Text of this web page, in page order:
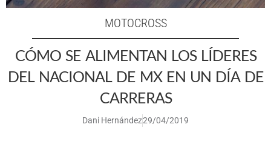
MOTOCROSS
CÓMO SE ALIMENTAN LOS LÍDERES
DEL NACIONAL DE MX EN UN DÍA DE
CARRERAS
Dani Hernández29/04/2019